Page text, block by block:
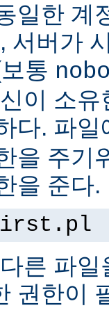
일한 계
서버가
통
이 소
다. 파
을 주기
을 준다.
first.pl
른 파
권한이